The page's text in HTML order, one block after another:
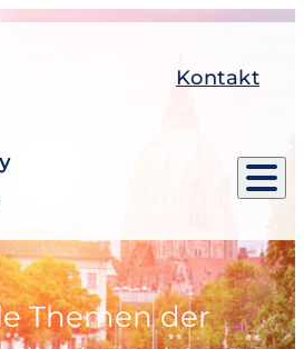
Kontakt
Themen der